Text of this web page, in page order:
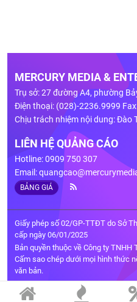
MERCURY MEDIA &
Trụ sở: 27 đường A4, phường
Điện thoại: (028)-2236.9999
Chịu trách nhiệm nội dung: Đào
LIÊN HỆ QUẢNG CÁO
Hotline: 0909 750 307
Email:
BẢNG GIÁ
Giấy phép số 02/GP-TTĐT do Sở
cấp ngày 06/01/2025
Bản quyền thuộc về Công ty TNHH
Cấm sao chép dưới mọi hình thức
văn bản.